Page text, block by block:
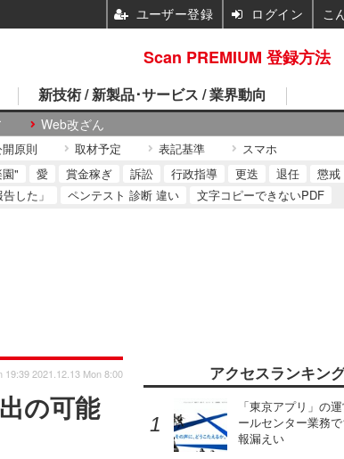
Web改ざん
新技術 / 新製品･サービス / 業界動向
原則 取材予定 表記基準 スマホ
" 愛 賞金稼ぎ 訴訟 行政指導 更迭 退任 懲戒
した」
ペンテスト 診断 違い 文字コピーできないPDF
の可能
19:39 2021.12.13 Mon 8:00 アクセスランキン
「東京アプリ」の
ールセンター業務
報漏えい
Scan PREMIUM 登録方法
ユーザー登録 ログイン こ